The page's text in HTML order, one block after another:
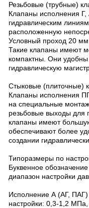
Резьбовые (трубные)
Клапаны исполнения
гидравлическим
расположенную
Условный проход 20 мм
Такие клапаны имеют
компактны. Они удобны
гидравлическую
Стыковые (плиточные)
Клапаны исполнения
на специальные
резьбовые выходы для
клапаны имеют
обеспечивают более
создании
Типоразмеры по
Буквенное
диапазон настройки
Исполнение А (АГ, ПАГ)
настройки: 0,3-1,2